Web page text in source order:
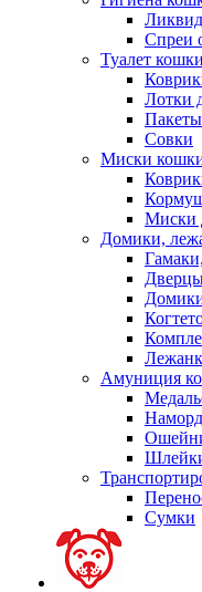
Спреи
Туалет кошки
Лотки
Пакеты
Совки
Миски
Миски
Домики,
Амуниция
Сумки